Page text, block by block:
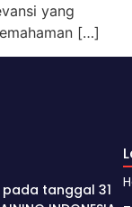
yang
[…]
tanggal 31